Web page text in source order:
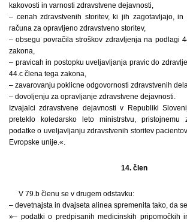
kakovosti in varnosti zdravstvene dejavnosti,
– cenah zdravstvenih storitev, ki jih zagotavljajo, in
računa za opravljeno zdravstveno storitev,
– obsegu povračila stroškov zdravljenja na podlagi
zakona,
– pravicah in postopku uveljavljanja pravic do
44.c člena tega zakona,
– zavarovanju poklicne odgovornosti zdravstvenih
– dovoljenju za opravljanje zdravstvene dejavnosti.
Izvajalci zdravstvene dejavnosti v Republiki
preteklo koledarsko leto ministrstvu, pristojnemu
podatke o uveljavljanju zdravstvenih storitev
Evropske unije.«.
14. člen
V 79.b členu se v drugem odstavku:
– devetnajsta in dvajseta alinea spremenita tako, da
»– podatki o predpisanih medicinskih pripomočkih